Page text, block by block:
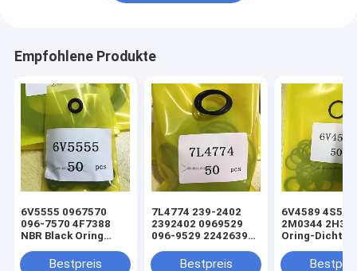
Empfohlene Produkte
6V5555 0967570
096-7570 4F7388
NBR Black Oring
Lader-Bestpreis
7L4774 239-2402
2392402 0969529
096-9529 2242639
Oring
Bestpreis
6V4589
2M0344
Oring-
Hub-/Tift-